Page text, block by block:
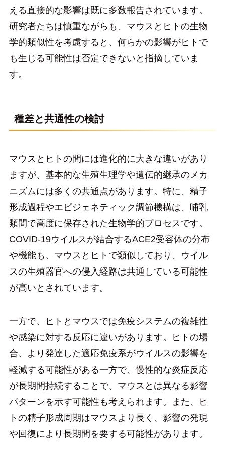
える直接的な影響は既に多数報告されています。
研究者たちは慎重ながらも、マウスとヒトの生物
学的類似性を考慮すると、何らかの影響がヒトで
も生じる可能性は否定できないと指摘していま
す。
種差と共通性の検討
マウスとヒトの間には進化的に大きな違いがあり
ますが、基本的な生殖生理学や遺伝的継承のメカ
ニズムには多くの共通点があります。特に、精子
形成過程やエピジェネティック調節機構は、哺乳
類間で高度に保存された生物学的プロセスです。
COVID-19ウイルスが結合するACE2受容体の分布
や機能も、マウスとヒトで類似しており、ウイル
スの生殖器官への侵入経路は共通している可能性
が高いとされています。
一方で、ヒトとマウスでは免疫システムの複雑性
や感染に対する反応に違いがあります。ヒトの場
合、より発達した適応免疫系がウイルスの影響を
軽減する可能性がある一方で、慢性的な炎症反応
が長期間持続することで、マウスとは異なる影響
パターンを示す可能性も考えられます。また、ヒ
トの精子形成周期はマウスより長く、影響の発現
や回復により長期間を要する可能性があります。